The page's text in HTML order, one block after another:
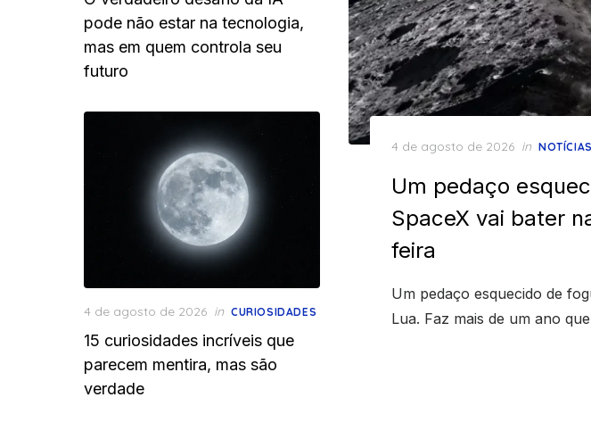
Posted
4 de agosto de 2026 in NOTÍCIAS
Um pedaço
SpaceX vai bater
feira
Um pedaço esquecido de
Lua. Faz mais de um ano
pode não estar na tecnologia,
mas em quem controla seu
futuro
Posted
4 de agosto de 2026 in CURIOSIDADES
15 curiosidades incríveis que
parecem mentira, mas são
verdade